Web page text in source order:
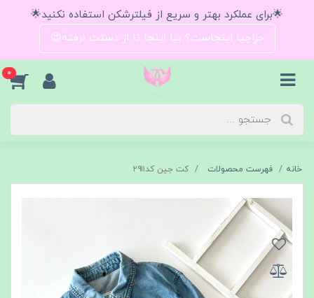
🌟برای عملکرد بهتر و سریع از فیلترشکن استفاده نکنید🌟
حراجیا اینجاست؟ بیا اینجا تا از دستت نرفته😍
0
خانه فهرست محصولات کت جین کد۲۹۱۱